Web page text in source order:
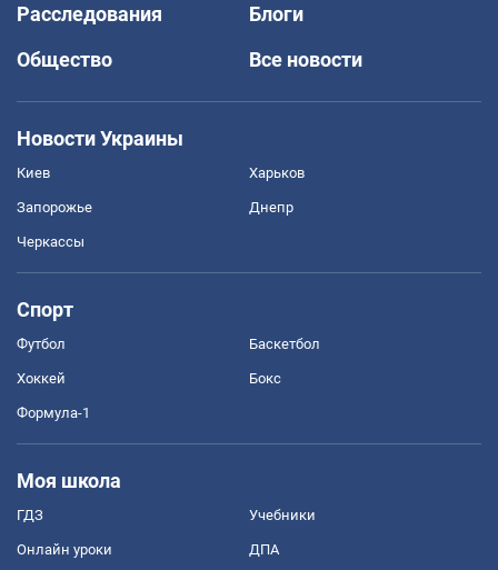
Расследования
Блоги
Общество
Все новости
Новости Украины
Киев Харьков
Запорожье Днепр
Черкассы
Спорт
Футбол Баскетбол
Хоккей Бокс
Формула-1
Моя школа
ГДЗ Учебники
Онлайн уроки ДПА